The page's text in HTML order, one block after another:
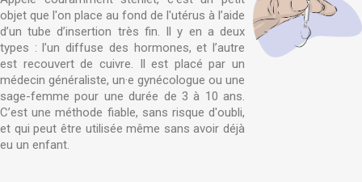
objet que l'on place au fond de l'utérus à l’aide
d’un tube d’insertion très fin. Il y en a deux
types : l’un diffuse des hormones, et l’autre
est recouvert de cuivre. Il est placé par un
médecin généraliste, un·e gynécologue ou une
sage-femme pour une durée de 3 à 10 ans.
C’est une méthode fiable, sans risque d'oubli,
et qui peut être utilisée même sans avoir déjà
eu un enfant.